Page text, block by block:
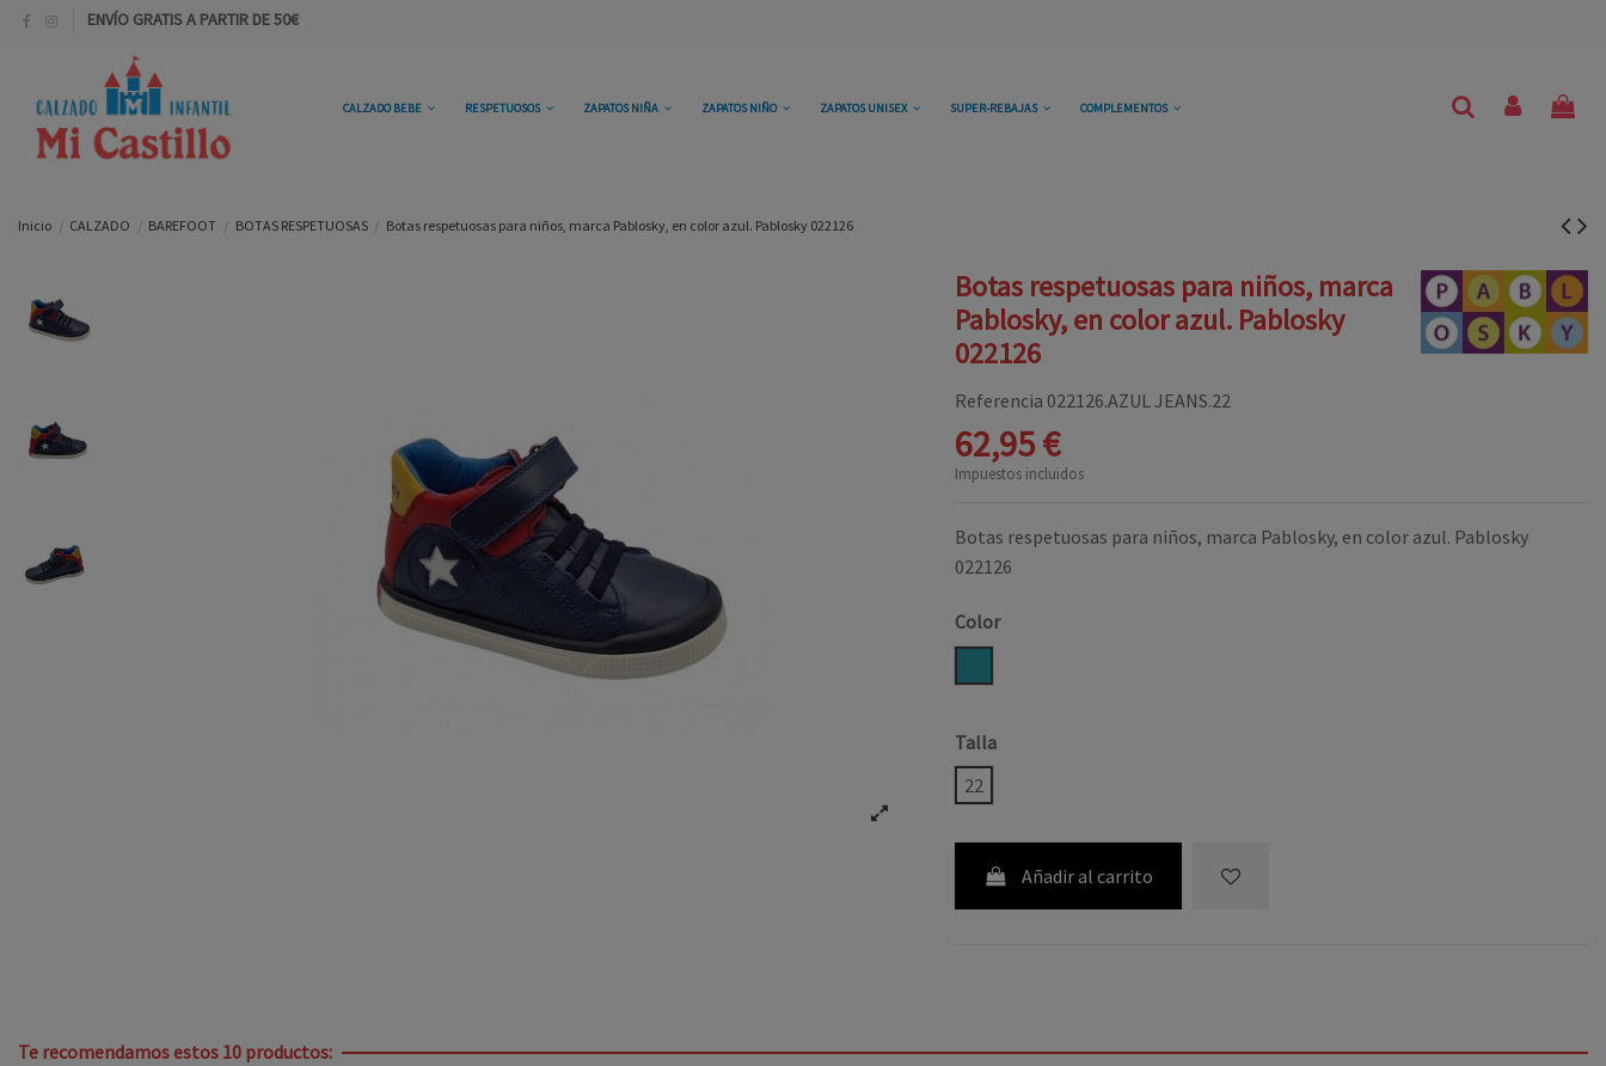
ENVÍO GRATIS A PARTIR DE 50€
CALZADO BEBE RESPETUOSOS ZAPATOS NIÑA ZAPATOS NIÑO ZAPATOS UNISEX SUPER-REBAJAS COMPLEMENTOS
Inicio CALZADO BAREFOOT BOTAS RESPETUOSAS Botas respetuosas para niños, marca Pablosky, en color azul. Pablosky 022126
Botas respetuosas para niños, marca
Pablosky, en color azul. Pablosky
022126
Referencia 022126.AZUL JEANS.22
62,95 €
Impuestos incluidos
Botas respetuosas para niños, marca Pablosky, en color azul. Pablosky
022126
Color
Talla
22
Añadir al carrito
Te recomendamos estos 10 productos: